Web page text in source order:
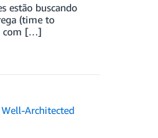
estão buscando
(time to
com […]
Well-Architected